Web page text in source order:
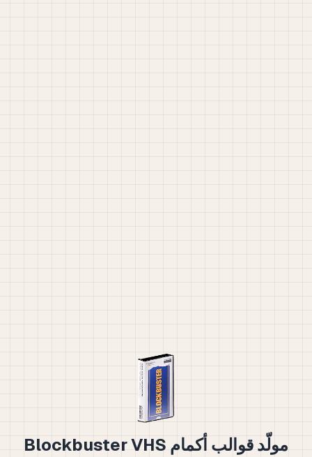
مولّد قوالب أكمام Blockbuster VHS